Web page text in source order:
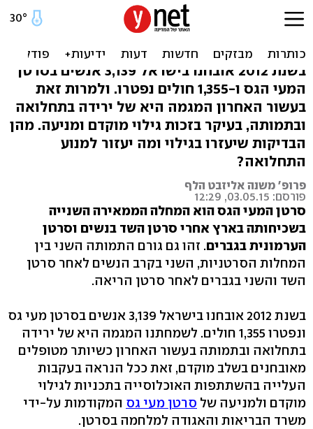
סרטן המעי הגס: מניעה
ואבחון מוקדם
בשנת 2012 אובחנו בישראל 3,139 אנשים בסרטן
המעי הגס ו-1,355 חולים נפטרו. ולמרות זאת
בעשור האחרון המגמה היא של ירידה בתחלואה
ובתמותה, בעיקר בזכות גילוי מוקדם ומניעה. מהן
הבדיקות שיעזרו בגילוי ומה יעזור למנוע
התחלואה?
פרופ' משנה אליזבט הלף
פורסם: 03.05.15, 12:29
סרטן המעי הגס הוא המחלה הממאירה השנייה
בשכיחותה בארץ אחרי סרטן השד בנשים וסרטן
הערמונית בגברים. זהו גם גורם התמותה השני בין
המחלות הסרטניות, השני בקרב הנשים לאחר סרטן
השד והשני בגברים לאחר סרטן הריאה.
בשנת 2012 אובחנו בישראל 3,139 אנשים בסרטן מעי גס
ונפטרו 1,355 חולים. לשמחתנו המגמה היא של ירידה
בתחלואה ובתמותה בעשור האחרון כשיותר מטופלים
מאובחנים בשלב מוקדם, זאת ככל הנראה בעקבות
העלייה בהשתתפות האוכלוסייה בתכניות לגילוי
מוקדם ולמניעה של סרטן מעי גס המקודמות על-ידי
משרד הבריאות והאגודה למלחמה בסרטן.